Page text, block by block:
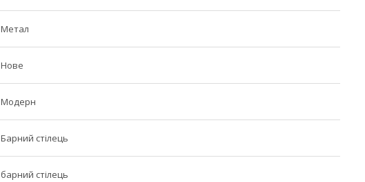
Метал
Нове
Модерн
Барний стілець
барний стілець